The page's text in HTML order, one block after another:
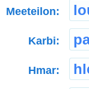
Meeteilon:
Karbi:
Hmar: